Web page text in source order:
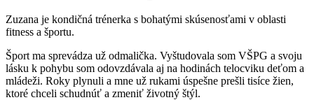
Zuzana je kondičná trénerka s bohatými skúsenosťami v oblasti
fitness a športu.
Šport ma sprevádza už odmalička. Vyštudovala som VŠPG a svoju
lásku k pohybu som odovzdávala aj na hodinách telocviku deťom a
mládeži. Roky plynuli a mne už rukami úspešne prešli tisíce žien,
ktoré chceli schudnúť a zmeniť životný štýl.